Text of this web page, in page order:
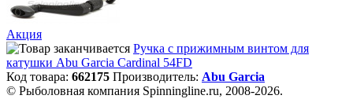
Акция
Ручка с прижимным винтом для
катушки Abu Garcia Cardinal 54FD
Код товара: 662175 Производитель: Abu Garcia
© Рыболовная компания Spinningline.ru, 2008-2026.